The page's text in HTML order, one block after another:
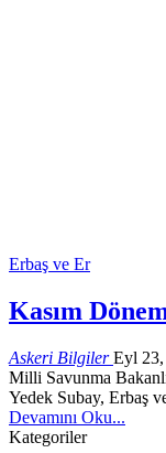
Erbaş ve Er
Kasım
Askeri BilgilerEyl
Milli Savunma
Yedek Subay, Erbaş
Devamını Oku...
Kategoriler